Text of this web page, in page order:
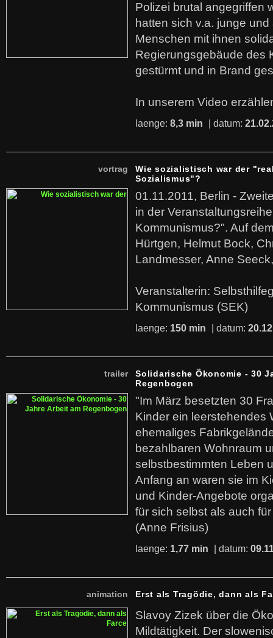
Polizei brutal angegriffen
hatten sich v.a. junge
Menschen mit ihnen
Regierungsgebäude des
gestürmt und in Brand
In unserem Video
laenge: 8,3 min | datum:
vortrag
Wie sozialistisch war der
Sozialismus"?
01.11.2011, Berlin -
in der
Kommunismus?". Auf
Hürtgen, Helmut Bock,
Landmesser, Anne
Veranstalterin:
Kommunismus (SEK)
laenge: 150 min | datum:
trailer
Solidarische Ökonomie - 30
Regenbogen
"Im März besetzten 30
Kinder ein leerstehendes
ehemaliges
bezahlbaren Wohnraum
selbstbestimmten Leben
Anfang an waren sie im
und Kinder-Angebote
für sich selbst als auch
(Anne Frisius)
laenge: 1,77 min | datum:
animation Erst als Tragödie, dann als
Slavoy Zizek über die
Mildtätigkeit. Der